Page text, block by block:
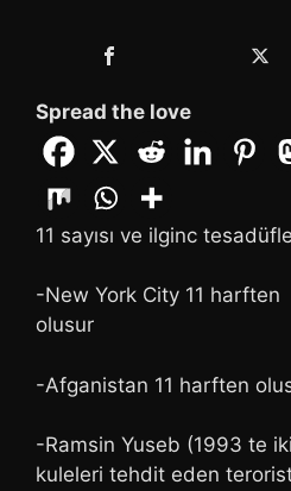
Spread the love
11 sayısı ve ilginc
-New York City 11 harften
olusur
-Afganistan 11 harften
-Ramsin Yuseb (1993 te
kuleleri tehdit eden